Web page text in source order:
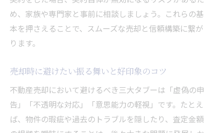
判断力低下時の不動産売却トラブル予防策
地名表記ミスが招く不動産売却トラブル回避術
芳賀台の正式な読み方と正確な住所確認法
表記誤りが不動産売却に及ぼすリスクとは
契約書類の地名確認でトラブル回避を徹底
情報検索で失敗しない地名表記のコツ
め、家族や専門家と事前に相談しましょう。これらの基
本を押さえることで、スムーズな売却と信頼構築に繋が
ります。
売却時に避けたい振る舞いと好印象のコツ
不動産売却において避けるべき三大タブーは「虚偽の申
告」「不透明な対応」「意思能力の軽視」です。たとえ
ば、物件の瑕疵や過去のトラブルを隠したり、査定金額